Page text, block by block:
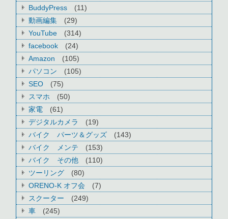
BuddyPress
(11)
動画編集
(29)
YouTube
(314)
facebook
(24)
Amazon
(105)
パソコン
(105)
SEO
(75)
スマホ
(50)
家電
(61)
デジタルカメラ
(19)
バイク パーツ＆グッズ
(143)
バイク メンテ
(153)
バイク その他
(110)
ツーリング
(80)
ORENO-K オフ会
(7)
スクーター
(249)
車
(245)